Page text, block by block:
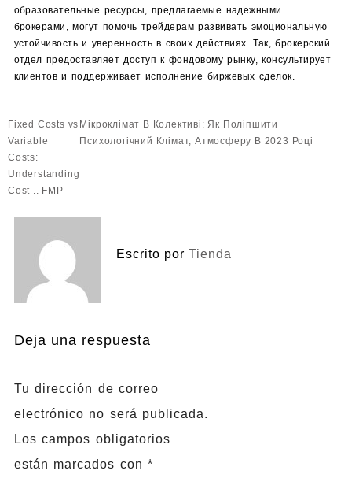
образовательные ресурсы, предлагаемые надежными
брокерами, могут помочь трейдерам развивать эмоциональную
устойчивость и уверенность в своих действиях. Так, брокерский
отдел предоставляет доступ к фондовому рынку, консультирует
клиентов и поддерживает исполнение биржевых сделок.
Navegación
de
entradas
Fixed Costs vs
Variable
Costs:
Understanding
Cost .. FMP
Мікроклімат В Колективі: Як Поліпшити
Психологічний Клімат, Атмосферу В 2023 Році
Escrito por Tienda
Deja una respuesta
Tu dirección de correo
electrónico no será publicada.
Los campos obligatorios
están marcados con*